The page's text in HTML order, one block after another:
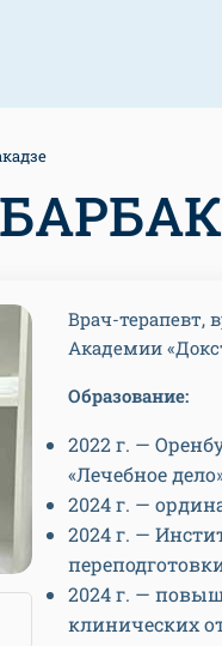
Врач-терапевт,
Академии
Образование:
2022 г. —
«Лечебное
2024 г. —
2024 г. —
2024 г. —
клинических